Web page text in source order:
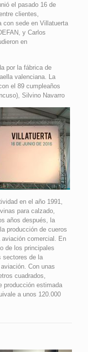
el pasado 16 de
clientes,
con sede en Villatuerta
y Carlos
en
por la fábrica de
valenciana. La
el 89 cumpleaños
Silvino Navarro
en el año 1991,
para calzado,
años después, la
producción de cueros
comercial. En
de los principales
sectores de la
Con unas
cuadrados,
producción estimada
a unos 120.000